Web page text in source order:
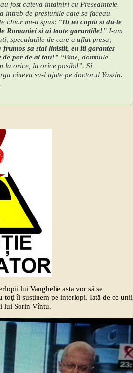
fost cateva intalniri cu Presedintele.
intreb de presiunile care se faceau
chiar mi-a spus: “Iti iei copiii si du-te
Romaniei si ai toate garantiile!” I-am
speculatiile de care a aflat presa,
frumos sa stai linistit, eu iti garantez
de par de al tau!” “Bine, domnule
la orice, la orice posibil”. Si
cineva sa-l ajute pe doctorul Yassin.
lui Vanghelie asta vor să se
toţi îi susţinem pe interlopi. Iată de ce unii
lui Sorin Vîntu.